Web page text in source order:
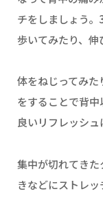
チをしましょう
歩いてみたり、伸
体をねじってみた
をすることで背中
良いリフレッシュ
集中が切れてき
きなどにストレ